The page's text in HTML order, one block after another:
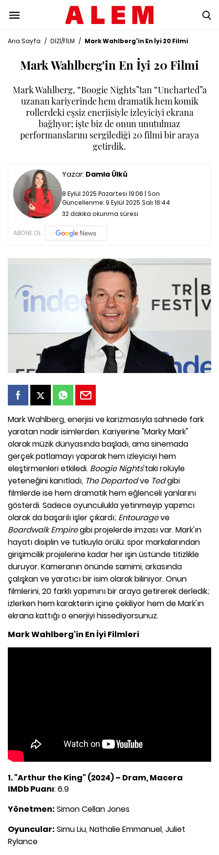
Ana Sayfa / DİZİ/FİLM / Mark Wahlberg'in En İyi 20 Filmi
Mark Wahlberg'in En İyi 20 Filmi
Mark Wahlberg, “Boogie Nights”tan “Uncharted”a
uzanan kariyerinde hem dramatik hem komik
rollerdeki eşsiz enerjisiyle izleyiciyi ekrana
bağlıyor; işte biz de onun unutulmaz
performanslarını sergilediği 20 filmi bir araya
getirdik.
Yazar: Damla Ülkü
8 Eylül 2025 Pazartesi 19:06 | Son
Güncellenme: 9 Eylül 2025 Salı 16:44
32 dakika okunma süresi
ABONE OL
Mark Wahlberg, enerjisi ve karizmasıyla sahnede fark
yaratan nadir isimlerden. Kariyerine "Marky Mark"
olarak müzik dünyasında başladı, ama sinemada
gerçek patlamayı yaparak hem izleyiciyi hem
eleştirmenleri etkiledi. Boogie Nights'taki rolüyle
yeteneğini kanıtladı, The Departedve Tedgibi
filmlerde ise hem dramatik hem eğlenceli yanlarını
gösterdi. Sadece oyunculukla yetinmeyip yapımcı
olarak da başarılı işler çıkardı; Entourageve
Boardwalk Empiregibi projelerde imzası var. Mark'ın
hayatı disiplin ve tutkuyla örülü: spor markalarından
girişimcilik projelerine kadar her işin üstünde titizlikle
duruyor. Kameranın önünde samimi, arkasında
çalışkan ve yaratıcı bir isim olarak biliniyor. Onun
filmlerini, 20 farklı yapımını bir araya getirerek derledik;
izlerken hem karakterin içine çekiliyor hem de Mark'ın
ekrana kattığı o enerjiyi hissediyorsunuz.
Mark Wahlberg'in En İyi Filmleri
1. "Arthur the King" (2024) – Dram, Macera
IMDb Puanı: 6.9
Yönetmen: Simon Cellan Jones
Oyuncular: Simu Liu, Nathalie Emmanuel, Juliet
Rylance